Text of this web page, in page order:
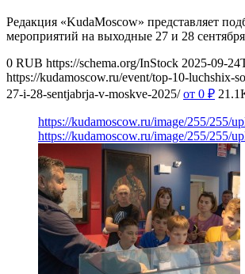
Редакция «KudaMoscow» представляет
мероприятий на выходные 27 и 28
0 RUB https://schema.org/InStock 2025-09-
https://kudamoscow.ru/event/top-10-luchshix-
27-i-28-sentjabrja-v-moskve-2025/ от 0 ₽
https://kudamoscow.ru/image/255/255/
https://kudamoscow.ru/image/255/255/